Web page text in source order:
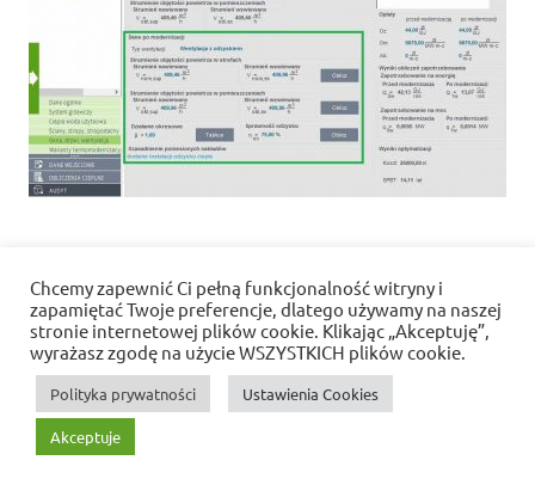
Polityka prywatności i pliki cookies
WordPress Theme: Dynamic News by ThemeZee.
Chcemy zapewnić Ci pełną funkcjonalność witryny i
zapamiętać Twoje preferencje, dlatego używamy na naszej
stronie internetowej plików cookie. Klikając „Akceptuję”,
wyrażasz zgodę na użycie WSZYSTKICH plików cookie.
Polityka prywatności Ustawienia Cookies
Akceptuje